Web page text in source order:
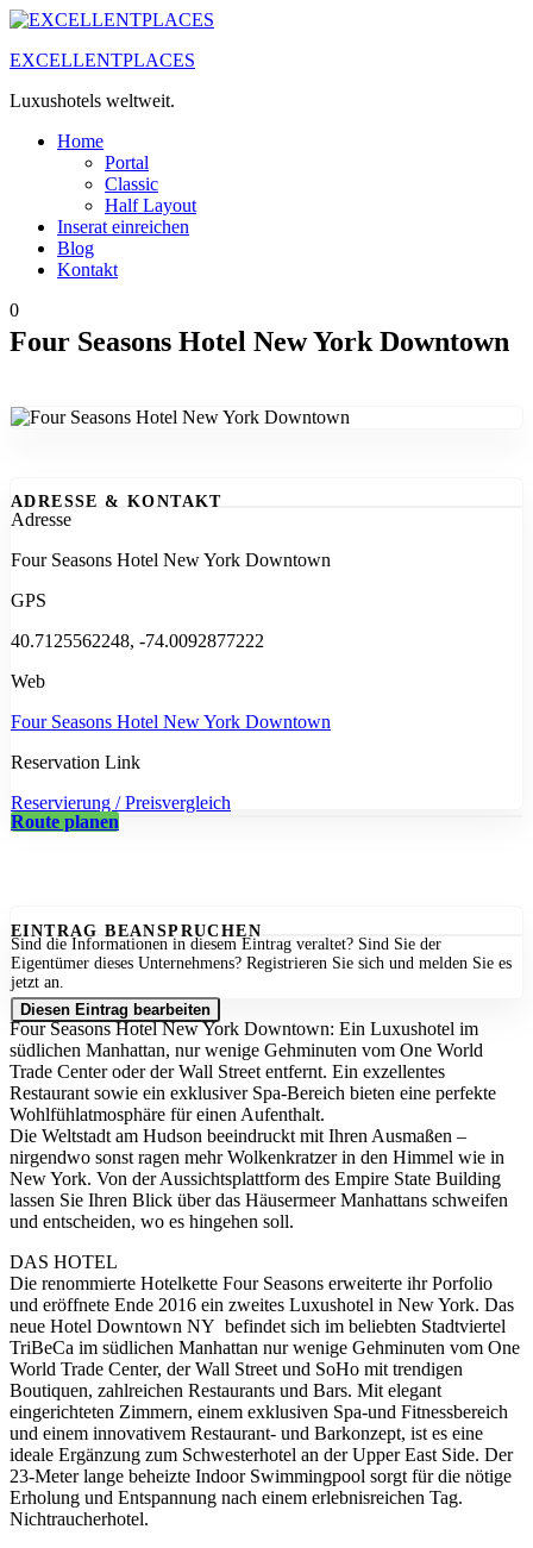
Zum
springen
EXCELLENTPLACES
Luxushotels weltweit.
Home
Portal
Classic
Half Layout
Inserat einreichen
Blog
Kontakt
0
Four Seasons Hotel New York Downtown
ADRESSE & KONTAKT
Adresse
Four Seasons Hotel New York Downtown
GPS
40.7125562248, -74.0092877222
Web
Four Seasons Hotel New York Downtown
Reservation Link
Reservierung / Preisvergleich
Route planen
EINTRAG BEANSPRUCHEN
Sind die Informationen in diesem Eintrag veraltet? Sind Sie der
Eigentümer dieses Unternehmens? Registrieren Sie sich und melden Sie es
jetzt an.
Diesen Eintrag bearbeiten
Four Seasons Hotel New York Downtown: Ein Luxushotel im
südlichen Manhattan, nur wenige Gehminuten vom One World
Trade Center oder der Wall Street entfernt. Ein exzellentes
Restaurant sowie ein exklusiver Spa-Bereich bieten eine perfekte
Wohlfühlatmosphäre für einen Aufenthalt.
Die Weltstadt am Hudson beeindruckt mit Ihren Ausmaßen –
nirgendwo sonst ragen mehr Wolkenkratzer in den Himmel wie in
New York. Von der Aussichtsplattform des Empire State Building
lassen Sie Ihren Blick über das Häusermeer Manhattans schweifen
und entscheiden, wo es hingehen soll.
DAS HOTEL
Die renommierte Hotelkette Four Seasons erweiterte ihr Porfolio
und eröffnete Ende 2016 ein zweites Luxushotel in New York. Das
neue Hotel Downtown NY befindet sich im beliebten Stadtviertel
TriBeCa im südlichen Manhattan nur wenige Gehminuten vom One
World Trade Center, der Wall Street und SoHo mit trendigen
Boutiquen, zahlreichen Restaurants und Bars. Mit elegant
eingerichteten Zimmern, einem exklusiven Spa-und Fitnessbereich
und einem innovativem Restaurant- und Barkonzept, ist es eine
ideale Ergänzung zum Schwesterhotel an der Upper East Side. Der
23-Meter lange beheizte Indoor Swimmingpool sorgt für die nötige
Erholung und Entspannung nach einem erlebnisreichen Tag.
Nichtraucherhotel.